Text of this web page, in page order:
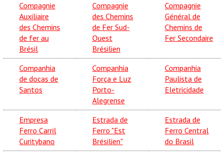
Compagnie
Auxiliaire
des Chemins
de fer au
Brésil
Compagnie
des Chemins
de Fer Sud-
Ouest
Brésilien
Compagnie
Général de
Chemins de
Fer Secondaire
Companhia
de docas de
Santos
Companhia
Força e Luz
Porto-
Alegrense
Companhia
Paulista de
Eletricidade
Empresa
Ferro Carril
Curitybano
Estrada de
Ferro "Est
Brésilien"
Estrada de
Ferro Central
do Brasil